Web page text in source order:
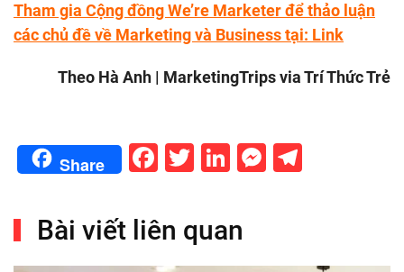
Tham gia Cộng đồng We’re Marketer để thảo luận
các chủ đề về Marketing và Business tại: Link
Theo Hà Anh | MarketingTrips via Trí Thức Trẻ
Share Facebook
Twitter
LinkedIn
Bài viết liên quan